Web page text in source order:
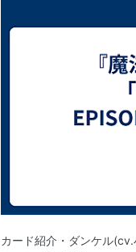
カード紹介・ダンケル